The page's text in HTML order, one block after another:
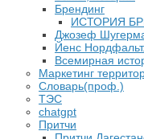
Брендинг
ИСТОРИЯ
Джозеф
​Йенс
Всемирная
Маркетинг
Словарь(проф.)
ТЭС
chatgpt
Притчи